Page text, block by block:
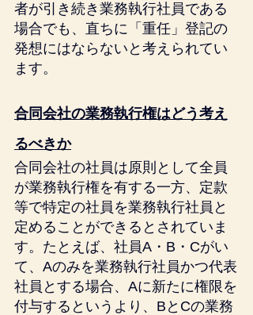
者が引き続き業務執行社員である
場合でも、直ちに「重任」登記の
発想にはならないと考えられてい
ます。
合同会社の業務執行権はどう考え
るべきか
合同会社の社員は原則として全員
が業務執行権を有する一方、定款
等で特定の社員を業務執行社員と
定めることができるとされていま
す。たとえば、社員A・B・Cがい
て、Aのみを業務執行社員かつ代表
社員とする場合、Aに新たに権限を
付与するというより、BとCの業務